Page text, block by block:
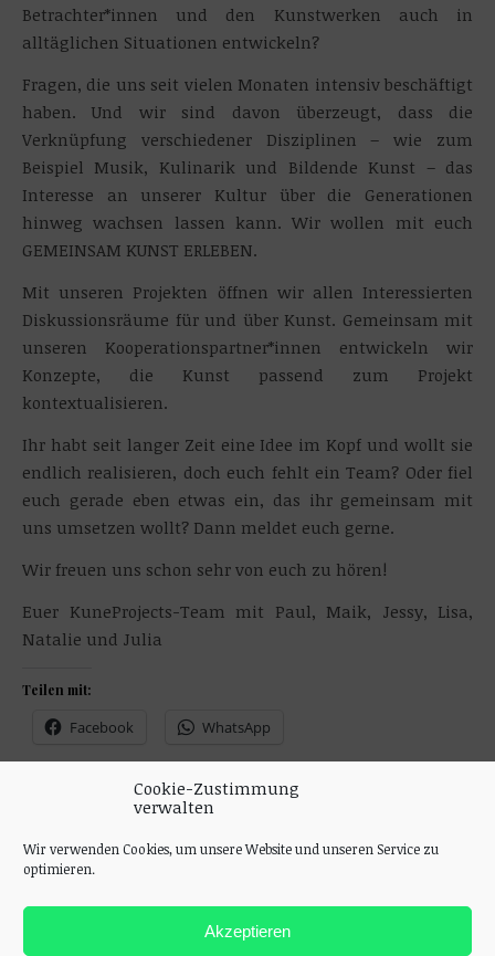
Cookie-Zustimmung
verwalten
Wir verwenden Cookies, um unsere Website und unseren Service zu
optimieren.
Akzeptieren
Betrachter*innen und den Kunstwerken auch in
alltäglichen Situationen entwickeln?
Fragen, die uns seit vielen Monaten intensiv beschäftigt
haben. Und wir sind davon überzeugt, dass die
Verknüpfung verschiedener Disziplinen – wie zum
Beispiel Musik, Kulinarik und Bildende Kunst – das
Interesse an unserer Kultur über die Generationen
hinweg wachsen lassen kann. Wir wollen mit euch
GEMEINSAM KUNST ERLEBEN.
Mit unseren Projekten öffnen wir allen Interessierten
Diskussionsräume für und über Kunst. Gemeinsam mit
unseren Kooperationspartner*innen entwickeln wir
Konzepte, die Kunst passend zum Projekt
kontextualisieren.
Ihr habt seit langer Zeit eine Idee im Kopf und wollt sie
endlich realisieren, doch euch fehlt ein Team? Oder fiel
euch gerade eben etwas ein, das ihr gemeinsam mit
uns umsetzen wollt? Dann meldet euch gerne.
Wir freuen uns schon sehr von euch zu hören!
Euer KuneProjects-Team mit Paul, Maik, Jessy, Lisa,
Natalie und Julia
Teilen mit:
Facebook WhatsApp